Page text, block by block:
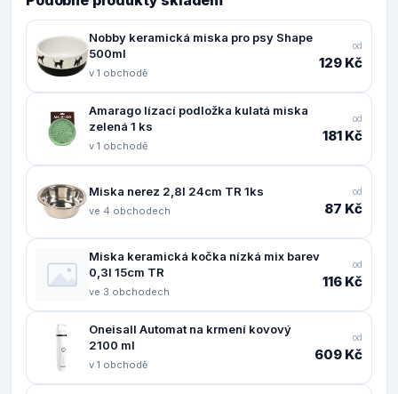
Nobby keramická miska pro psy Shape
500ml
v 1 obchodě
od
129 Kč
Amarago lízací podložka kulatá miska
zelená 1 ks
v 1 obchodě
od
181 Kč
Miska nerez 2,8l 24cm TR 1ks
ve 4 obchodech
od
87 Kč
Miska keramická kočka nízká mix barev
0,3l 15cm TR
ve 3 obchodech
od
116 Kč
Oneisall Automat na krmení kovový
2100 ml
v 1 obchodě
od
609 Kč